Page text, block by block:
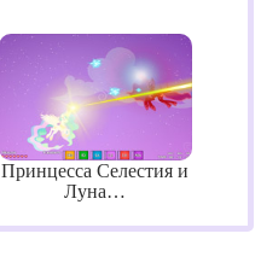
Принцесса Селестия и
Луна…